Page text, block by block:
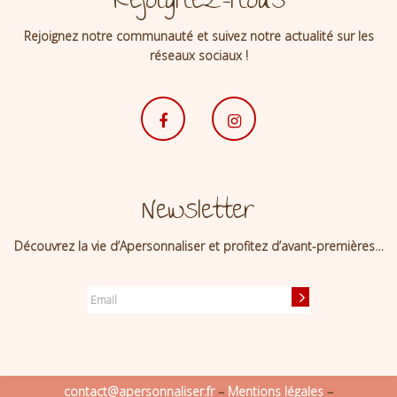
Rejoignez notre communauté et suivez notre actualité sur les
réseaux sociaux !
Newsletter
Découvrez la vie d’Apersonnaliser et profitez d’avant-premières…
contact@apersonnaliser.fr– Mentions légales –